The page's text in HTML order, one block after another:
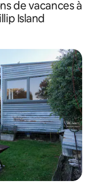
de vacances à
Island